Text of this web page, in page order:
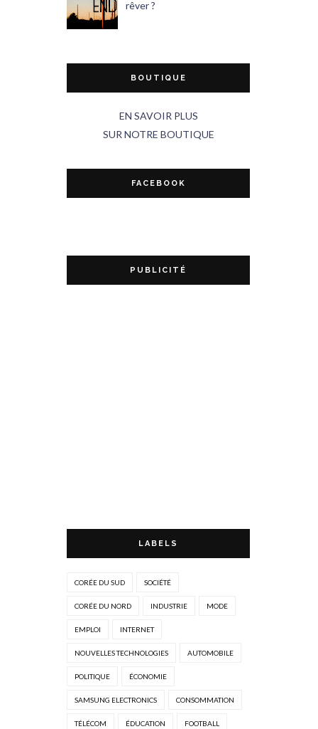
rêver ?
BOUTIQUE
EN SAVOIR PLUS
SUR NOTRE BOUTIQUE
FACEBOOK
PUBLICITÉ
LABELS
CORÉE DU SUD SOCIÉTÉ
CORÉE DU NORD INDUSTRIE MODE
EMPLOI INTERNET
NOUVELLES TECHNOLOGIES AUTOMOBILE
POLITIQUE ÉCONOMIE
SAMSUNG ELECTRONICS CONSOMMATION
TÉLÉCOM ÉDUCATION FOOTBALL